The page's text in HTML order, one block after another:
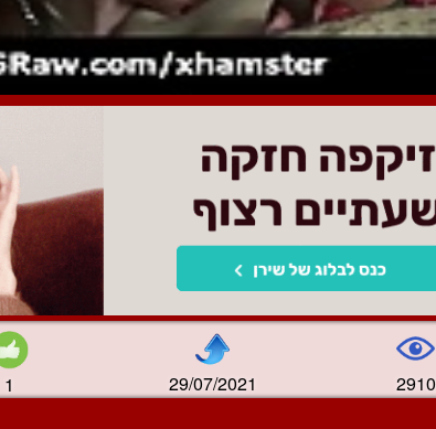
1 29/07/2021 2910